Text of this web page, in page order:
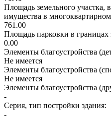
Площадь земельного участка,
имущества в
761.00
Площадь парковки в границах
0.00
Элементы благоустройства
Не имеется
Элементы благоустройства
Не имеется
Элементы благоустройства
-
Серия, тип постройки здания:
-